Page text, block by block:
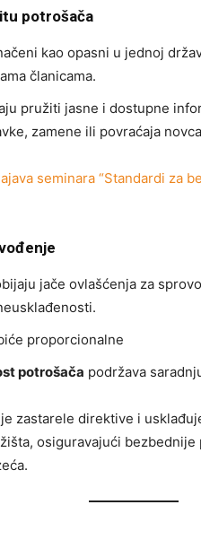
potrošača
kao opasni u jednoj
članicama.
pružiti jasne i dostupne
zamene ili povraćaja
seminara “Standardi za
jače ovlašćenja za
proporcionalne
potrošača podržava
zastarele direktive i
osiguravajući